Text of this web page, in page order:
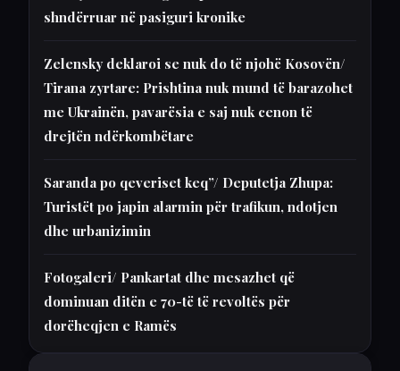
shndërruar në pasiguri kronike
Zelensky deklaroi se nuk do të njohë Kosovën/
Tirana zyrtare: Prishtina nuk mund të barazohet
me Ukrainën, pavarësia e saj nuk cenon të
drejtën ndërkombëtare
Saranda po qeveriset keq”/ Deputetja Zhupa:
Turistët po japin alarmin për trafikun, ndotjen
dhe urbanizimin
Fotogaleri/ Pankartat dhe mesazhet që
dominuan ditën e 70-të të revoltës për
dorëheqjen e Ramës